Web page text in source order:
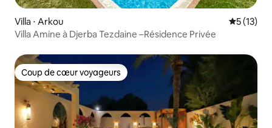
Villa ⋅ Arkou
5 (13)
Villa Amine à Djerba Tezdaine –Résidence Privée
Coup de cœur voyageurs
Coup de cœur voyageurs